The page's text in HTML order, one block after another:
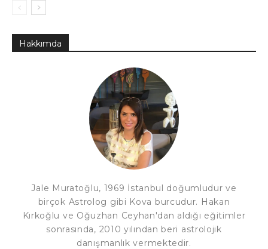
Hakkımda
Jale Muratoğlu, 1969 İstanbul doğumludur ve
birçok Astrolog gibi Kova burcudur. Hakan
Kırkoğlu ve Oğuzhan Ceyhan'dan aldığı eğitimler
sonrasında, 2010 yılından beri astrolojik
danışmanlık vermektedir.